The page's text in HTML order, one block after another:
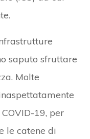
saputo sfruttare
Molte
19, per
le catene di